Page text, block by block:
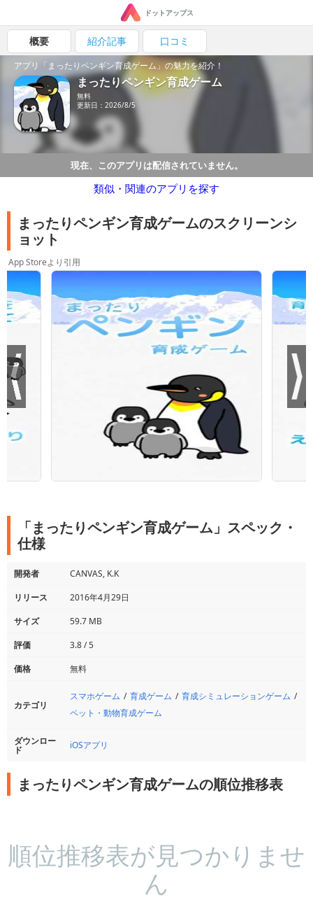
ドットアップス
概要 紹介記事 口コミ
アプリ「まったりペンギン育成ゲーム」の魅力を紹介！
まったりペンギン育成ゲーム
無料
更新日：2026/8/5
現在、このアプリは配信されていません。
類似・関連のアプリを探す
まったりペンギン育成ゲームのスクリーンシ
ョット
App Storeより引用
「まったりペンギン育成ゲーム」スペック・
仕様
開発者
CANVAS, K.K
リリース
2016年4月29日
サイズ
59.7 MB
評価
3.8 / 5
価格
無料
カテゴリ
スマホゲーム 育成ゲーム
育成シミュレーションゲーム
ペット・動物育成ゲーム
ダウンロー
ド iOSアプリ
まったりペンギン育成ゲームの順位推移表
順位推移表が見つかりませ
ん